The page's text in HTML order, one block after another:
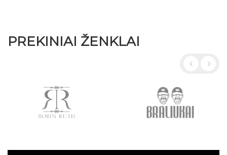
PREKINIAI ŽENKLAI